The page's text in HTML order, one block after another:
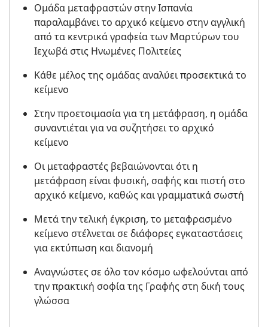
Ομάδα μεταφραστών στην Ισπανία
παραλαμβάνει το αρχικό κείμενο στην αγγλική
από τα κεντρικά γραφεία των Μαρτύρων του
Ιεχωβά στις Ηνωμένες Πολιτείες
Κάθε μέλος της ομάδας αναλύει προσεκτικά το
κείμενο
Στην προετοιμασία για τη μετάφραση, η ομάδα
συναντιέται για να συζητήσει το αρχικό
κείμενο
Οι μεταφραστές βεβαιώνονται ότι η
μετάφραση είναι φυσική, σαφής και πιστή στο
αρχικό κείμενο, καθώς και γραμματικά σωστή
Μετά την τελική έγκριση, το μεταφρασμένο
κείμενο στέλνεται σε διάφορες εγκαταστάσεις
για εκτύπωση και διανομή
Αναγνώστες σε όλο τον κόσμο ωφελούνται από
την πρακτική σοφία της Γραφής στη δική τους
γλώσσα